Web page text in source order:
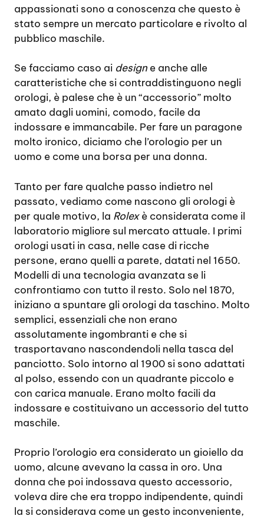
appassionati sono a conoscenza che questo è
stato sempre un mercato particolare e rivolto al
pubblico maschile.
Se facciamo caso ai design e anche alle
caratteristiche che si contraddistinguono negli
orologi, è palese che è un “accessorio” molto
amato dagli uomini, comodo, facile da
indossare e immancabile. Per fare un paragone
molto ironico, diciamo che l’orologio per un
uomo e come una borsa per una donna.
Tanto per fare qualche passo indietro nel
passato, vediamo come nascono gli orologi è
per quale motivo, la Rolexè considerata come il
laboratorio migliore sul mercato attuale. I primi
orologi usati in casa, nelle case di ricche
persone, erano quelli a parete, datati nel 1650.
Modelli di una tecnologia avanzata se li
confrontiamo con tutto il resto. Solo nel 1870,
iniziano a spuntare gli orologi da taschino. Molto
semplici, essenziali che non erano
assolutamente ingombranti e che si
trasportavano nascondendoli nella tasca del
panciotto. Solo intorno al 1900 si sono adattati
al polso, essendo con un quadrante piccolo e
con carica manuale. Erano molto facili da
indossare e costituivano un accessorio del tutto
maschile.
Proprio l’orologio era considerato un gioiello da
uomo, alcune avevano la cassa in oro. Una
donna che poi indossava questo accessorio,
voleva dire che era troppo indipendente, quindi
la si considerava come un gesto inconveniente,